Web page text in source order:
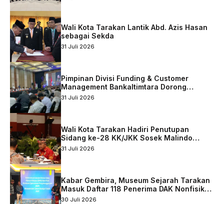
Wali Kota Tarakan Lantik Abd. Azis Hasan
sebagai Sekda
31 Juli 2026
Pimpinan Divisi Funding & Customer
Management Bankaltimtara Dorong
Percepatan Digitalisasi Keuangan di Kota
31 Juli 2026
Wali Kota Tarakan Hadiri Penutupan
Sidang ke-28 KK/JKK Sosek Malindo
Tingkat Kaltara–Sabah
31 Juli 2026
Kabar Gembira, Museum Sejarah Tarakan
Masuk Daftar 118 Penerima DAK Nonfisik
2027
30 Juli 2026